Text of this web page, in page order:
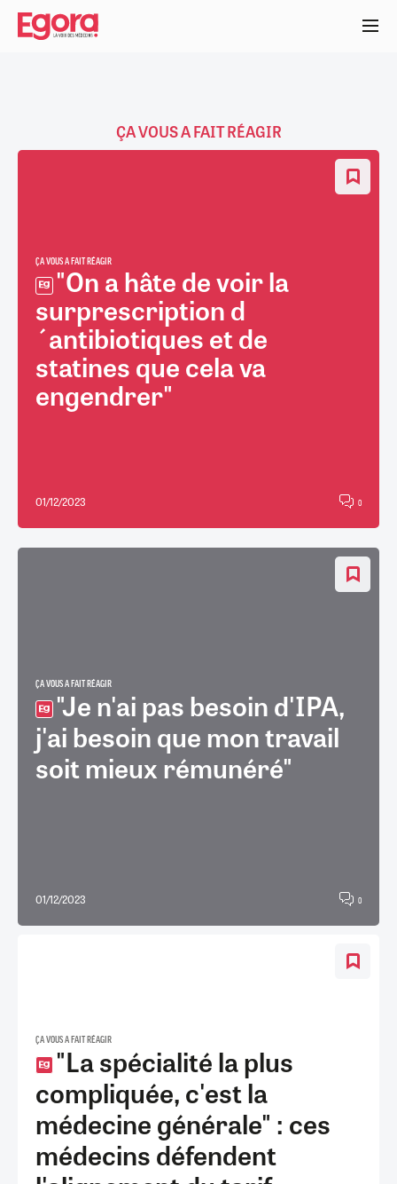
Aller
contenu
ÇA VOUS A FAIT RÉAGIR
ÇA VOUS A FAIT RÉAGIR
"On a hâte de voir la
surprescription d
´antibiotiques et de
statines que cela va
engendrer"
01/12/2023 0
ÇA VOUS A FAIT RÉAGIR
"Je n'ai pas besoin d'IPA,
j'ai besoin que mon travail
soit mieux rémunéré"
01/12/2023 0
ÇA VOUS A FAIT RÉAGIR
"La spécialité la plus
compliquée, c'est la
médecine générale" : ces
médecins défendent